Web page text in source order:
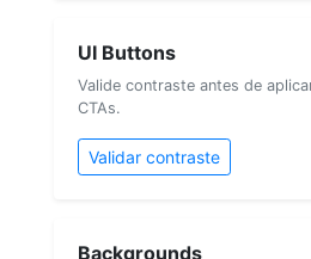
UI Buttons
Valide contraste antes de
CTAs.
Validar contraste
Backgrounds